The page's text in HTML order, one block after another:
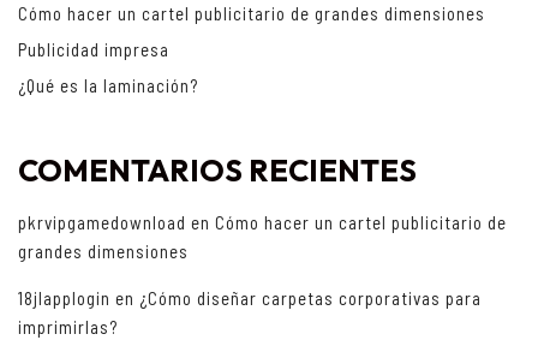
Cómo hacer un cartel publicitario de grandes dimensiones
Publicidad impresa
¿Qué es la laminación?
COMENTARIOS RECIENTES
pkrvipgamedownload en Cómo hacer un cartel publicitario de
grandes dimensiones
18jlapplogin en ¿Cómo diseñar carpetas corporativas para
imprimirlas?